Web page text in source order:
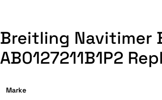
Breitling Navitimer
AB0127211B1P2
Marke